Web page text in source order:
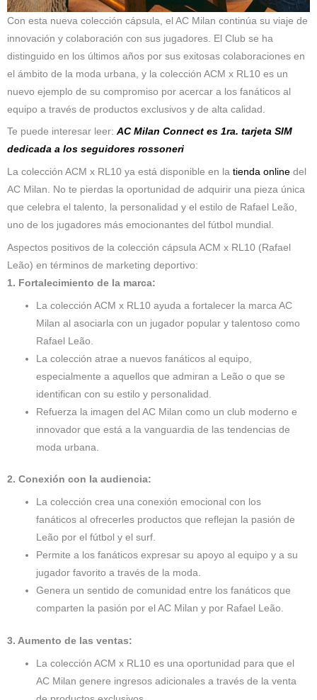
Con esta nueva colección cápsula, el AC Milan continúa su viaje de
innovación y colaboración con sus jugadores. El Club se ha
distinguido en los últimos años por sus exitosas colaboraciones en
el ámbito de la moda urbana, y la colección ACM x RL10 es un
nuevo ejemplo de su compromiso por acercar a los fanáticos al
equipo a través de productos exclusivos y de alta calidad.
Te puede interesar leer: AC Milan Connect es 1ra. tarjeta SIM
dedicada a los seguidores rossoneri
La colección ACM x RL10 ya está disponible en la tienda online del
AC Milan. No te pierdas la oportunidad de adquirir una pieza única
que celebra el talento, la personalidad y el estilo de Rafael Leão,
uno de los jugadores más emocionantes del fútbol mundial.
Aspectos positivos de la colección cápsula ACM x RL10 (Rafael
Leão) en términos de marketing deportivo:
1. Fortalecimiento de la marca:
La colección ACM x RL10 ayuda a fortalecer la marca AC
Milan al asociarla con un jugador popular y talentoso como
Rafael Leão.
La colección atrae a nuevos fanáticos al equipo,
especialmente a aquellos que admiran a Leão o que se
identifican con su estilo y personalidad.
Refuerza la imagen del AC Milan como un club moderno e
innovador que está a la vanguardia de las tendencias de
moda urbana.
2. Conexión con la audiencia:
La colección crea una conexión emocional con los
fanáticos al ofrecerles productos que reflejan la pasión de
Leão por el fútbol y el surf.
Permite a los fanáticos expresar su apoyo al equipo y a su
jugador favorito a través de la moda.
Genera un sentido de comunidad entre los fanáticos que
comparten la pasión por el AC Milan y por Rafael Leão.
3. Aumento de las ventas:
La colección ACM x RL10 es una oportunidad para que el
AC Milan genere ingresos adicionales a través de la venta